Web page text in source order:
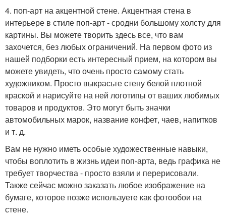
4. поп-арт на акцентной стене. Акцентная стена в
интерьере в стиле поп-арт - сродни большому холсту для
картины. Вы можете творить здесь все, что вам
захочется, без любых ограничений. На первом фото из
нашей подборки есть интересный прием, на котором вы
можете увидеть, что очень просто самому стать
художником. Просто выкрасьте стену белой плотной
краской и нарисуйте на ней логотипы от ваших любимых
товаров и продуктов. Это могут быть значки
автомобильных марок, название конфет, чаев, напитков
и т. д.
Вам не нужно иметь особые художественные навыки,
чтобы воплотить в жизнь идеи поп-арта, ведь графика не
требует творчества - просто взяли и перерисовали.
Также сейчас можно заказать любое изображение на
бумаге, которое позже используете как фотообои на
стене.